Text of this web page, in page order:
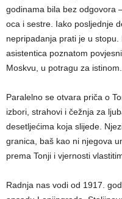
godinama bila bez odgovora
oca i sestre. Iako posljednje
nepripadanja prati je u
asistentica poznatom
Moskvu, u potragu za istinom.
Paralelno se otvara priča o
izbori, strahovi i čežnja za
desetljećima koja slijede.
granica, baš kao ni njegova
prema Tonji i vjernosti
Radnja nas vodi od 1917.